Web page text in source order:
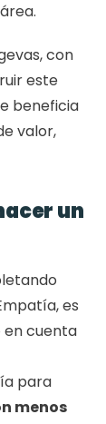
con
este
beneficia
valor,
es
en cuenta
menos